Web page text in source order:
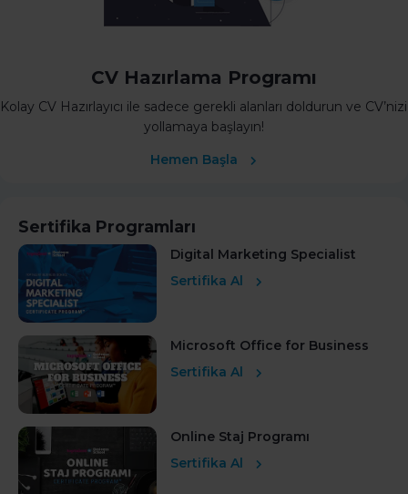
CV Hazırlama Programı
Kolay CV Hazırlayıcı ile sadece gerekli alanları doldurun ve CV’nizi
yollamaya başlayın!
Hemen Başla
Sertifika Programları
Digital Marketing Specialist
Sertifika Al
Microsoft Office for Business
Sertifika Al
Online Staj Programı
Sertifika Al